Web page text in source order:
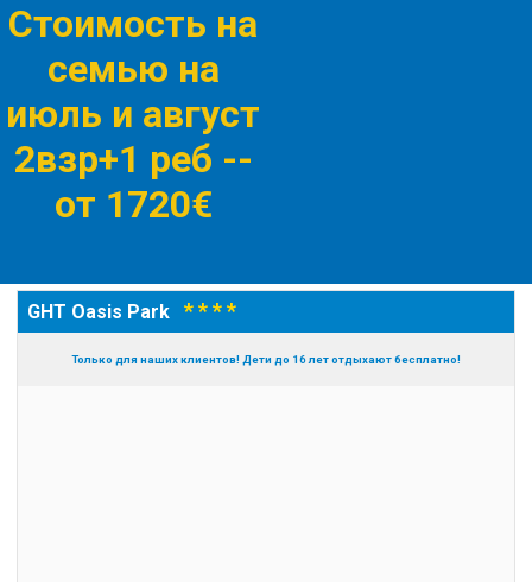
Стоимость на
семью на
июль и август
2взр+1 реб --
от 1720€
GHT Oasis Park* * * *
Только для наших клиентов! Дети до 16 лет отдыхают бесплатно!